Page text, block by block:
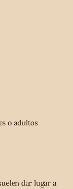
o adultos
dar lugar a